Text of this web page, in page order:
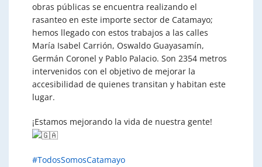
obras públicas se encuentra realizando el
rasanteo en este importe sector de Catamayo;
hemos llegado con estos trabajos a las calles
María Isabel Carrión, Oswaldo Guayasamín,
Germán Coronel y Pablo Palacio. Son 2354 metros
intervenidos con el objetivo de mejorar la
accesibilidad de quienes transitan y habitan este
lugar.
¡Estamos mejorando la vida de nuestra gente!
#TodosSomosCatamayo